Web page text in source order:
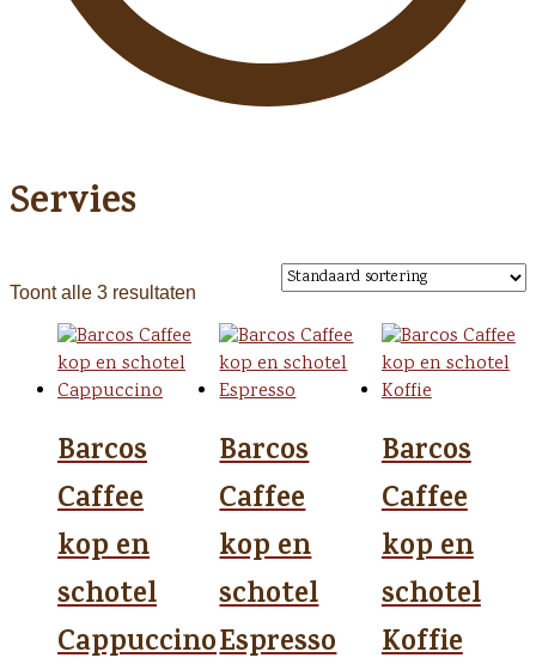
Servies
Toont alle 3 resultaten
Barcos
Caffee
kop en
schotel
Cappuccino
Barcos
Caffee
kop en
schotel
Espresso
Barcos
Caffee
kop en
schotel
Koffie